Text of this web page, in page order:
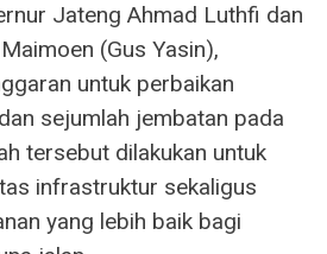
Jateng Ahmad Luthfi dan
(Gus Yasin),
untuk perbaikan
sejumlah jembatan pada
tersebut dilakukan untuk
infrastruktur sekaligus
yang lebih baik bagi